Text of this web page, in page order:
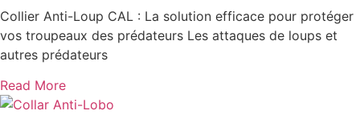
Collier Anti-Loup CAL : La solution efficace pour protéger
vos troupeaux des prédateurs Les attaques de loups et
autres prédateurs
Read More